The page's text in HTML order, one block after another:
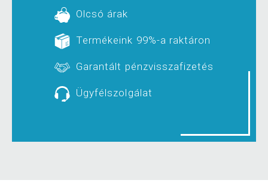
Olcsó árak
Termékeink 99%-a raktáron
Garantált pénzvisszafizetés
Ügyfélszolgálat